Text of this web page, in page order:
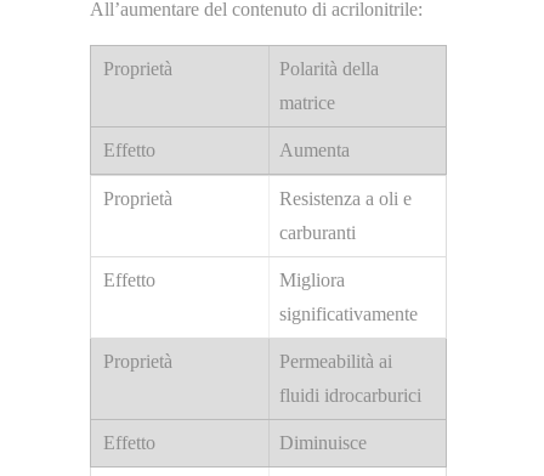
All’aumentare del contenuto di acrilonitrile:
Polarità della
matrice
Aumenta
Resistenza a oli e
carburanti
Migliora
significativamente
Permeabilità ai
fluidi idrocarburici
Diminuisce